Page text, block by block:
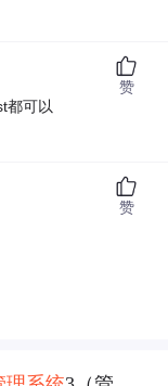
都可以
赞
赞